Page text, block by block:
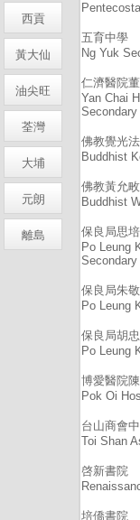
西貢
黃大仙
油尖旺
荃灣
大埔
元朗
離島
五育中學
Ng Yuk
仁濟醫院
Yan Chai
Secondary
佛教覺光
Buddhist
佛教黃允
Buddhist
保良局思
Po Leung
保良局朱
Po Leung
保良局胡
Po Leung
博愛醫院
Pok Oi
台山商會
Toi Shan
啓新書院
培僑書院